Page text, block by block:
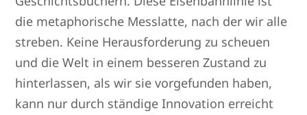
die metaphorische Messlatte, nach der wir alle
streben. Keine Herausforderung zu scheuen
und die Welt in einem besseren Zustand zu
hinterlassen, als wir sie vorgefunden haben,
kann nur durch ständige Innovation erreicht